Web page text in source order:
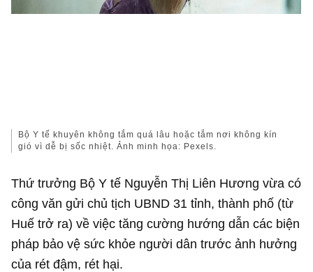
Bộ Y tế khuyên không tắm quá lâu hoặc tắm nơi không kín
gió vì dễ bị sốc nhiệt. Ảnh minh họa: Pexels.
Thứ trưởng Bộ Y tế Nguyễn Thị Liên Hương vừa có
công văn gửi chủ tịch UBND 31 tỉnh, thành phố (từ
Huế trở ra) về việc tăng cường hướng dẫn các biện
pháp bảo vệ sức khỏe người dân trước ảnh hưởng
của rét đậm, rét hại.